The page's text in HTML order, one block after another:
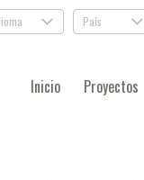
. País .
Inicio Proyectos